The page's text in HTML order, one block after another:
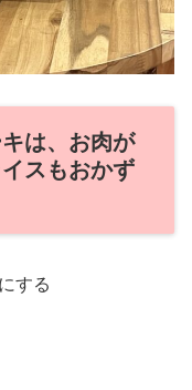
は、お肉が
スもおかず
する